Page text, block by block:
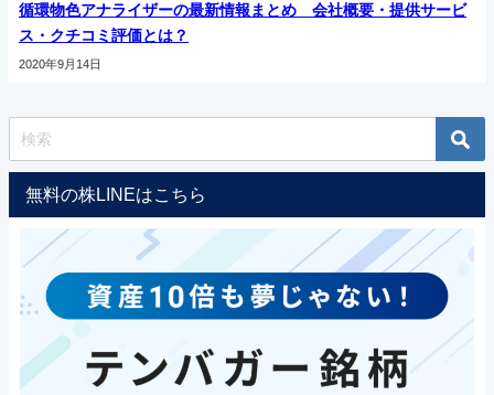
循環物色アナライザーの最新情報まとめ 会社概要・提供サービ
ス・クチコミ評価とは？
2020年9月14日
無料の株LINEはこちら